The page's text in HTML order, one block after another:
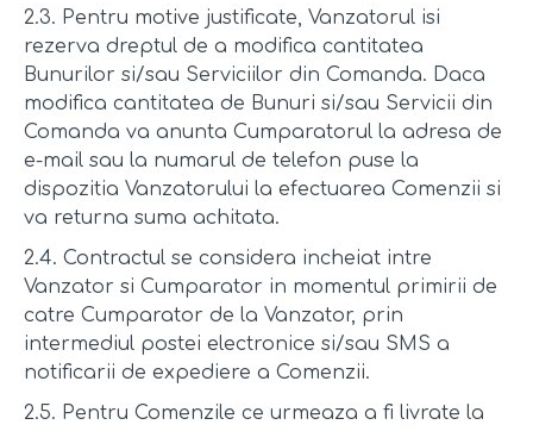
2.3. Pentru motive justificate, Vanzatorul isi
rezerva dreptul de a modifica cantitatea
Bunurilor si/sau Serviciilor din Comanda. Daca
modifica cantitatea de Bunuri si/sau Servicii din
Comanda va anunta Cumparatorul la adresa de
e-mail sau la numarul de telefon puse la
dispozitia Vanzatorului la efectuarea Comenzii si
va returna suma achitata.
2.4. Contractul se considera incheiat intre
Vanzator si Cumparator in momentul primirii de
catre Cumparator de la Vanzator, prin
intermediul postei electronice si/sau SMS a
notificarii de expediere a Comenzii.
2.5. Pentru Comenzile ce urmeaza a fi livrate la